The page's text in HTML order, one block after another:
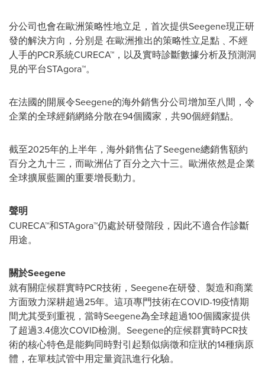
分公司也會在歐洲策略性地立足，首次提供Seegene現正研
發的解決方向，分別是 在歐洲推出的策略性立足點﹑不經
人手的PCR系統CURECA™，以及實時診斷數據分析及預測洞
見的平台STAgora™。
在法國的開展令Seegene的海外銷售分公司增加至八間 ，令
企業的全球經銷網絡分散在94個國家，共90個經銷點。
截至2025年的上半年，海外銷售佔了Seegene總銷售額約
百分之九十三，而歐洲佔了百分之六十三。歐洲依然是企業
全球擴展藍圖的重要增長動力。
聲明
CURECA™和STAgora™仍處於研發階段，因此不適合作診斷
用途。
關於Seegene
就有關症候群實時PCR技術，Seegene在研發、製造和商業
方面致力深耕超過25年。這項專門技術在COVID-19疫情期
間尤其受到重視，當時Seegene為全球超過100個國家提供
了超過3.4億次COVID檢測。Seegene的症候群實時PCR技
術的核心特色是能夠同時對引起類似病徵和症狀的14種病原
體，在單枝試管中用定量資訊進行化驗。